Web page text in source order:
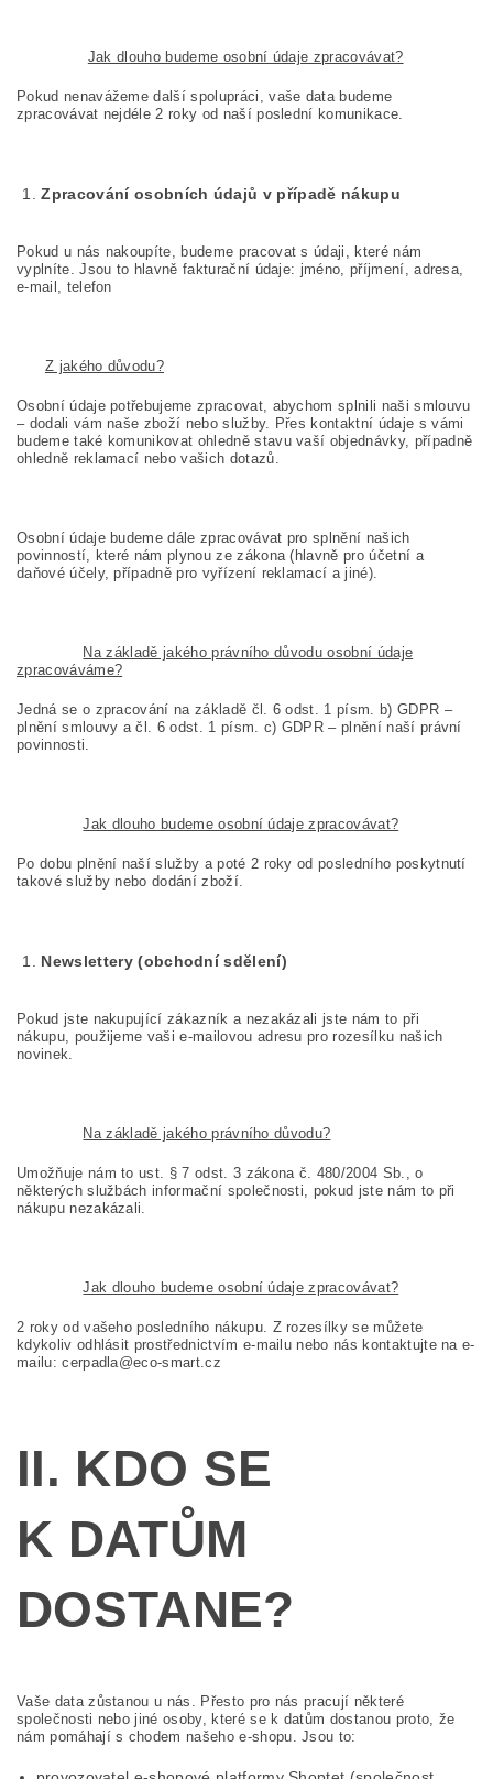
Jak dlouho budeme osobní údaje zpracovávat?
Pokud nenavážeme další spolupráci, vaše data budeme
zpracovávat nejdéle 2 roky od naší poslední komunikace.
Zpracování osobních údajů v případě nákupu
Pokud u nás nakoupíte, budeme pracovat s údaji, které nám
vyplníte. Jsou to hlavně fakturační údaje: jméno, příjmení, adresa,
e-mail, telefon
Z jakého důvodu?
Osobní údaje potřebujeme zpracovat, abychom splnili naši smlouvu
– dodali vám naše zboží nebo služby. Přes kontaktní údaje s vámi
budeme také komunikovat ohledně stavu vaší objednávky, případně
ohledně reklamací nebo vašich dotazů.
Osobní údaje budeme dále zpracovávat pro splnění našich
povinností, které nám plynou ze zákona (hlavně pro účetní a
daňové účely, případně pro vyřízení reklamací a jiné).
Na základě jakého právního důvodu osobní údaje
zpracováváme?
Jedná se o zpracování na základě čl. 6 odst. 1 písm. b) GDPR –
plnění smlouvy a čl. 6 odst. 1 písm. c) GDPR – plnění naší právní
povinnosti.
Jak dlouho budeme osobní údaje zpracovávat?
Po dobu plnění naší služby a poté 2 roky od posledního poskytnutí
takové služby nebo dodání zboží.
Newslettery (obchodní sdělení)
Pokud jste nakupující zákazník a nezakázali jste nám to při
nákupu, použijeme vaši e-mailovou adresu pro rozesílku našich
novinek.
Na základě jakého právního důvodu?
Umožňuje nám to ust. § 7 odst. 3 zákona č. 480/2004 Sb., o
některých službách informační společnosti, pokud jste nám to při
nákupu nezakázali.
Jak dlouho budeme osobní údaje zpracovávat?
2 roky od vašeho posledního nákupu. Z rozesílky se můžete
kdykoliv odhlásit prostřednictvím e-mailu nebo nás kontaktujte na e-
mailu: cerpadla@eco-smart.cz
II. KDO SE
K DATŮM
DOSTANE?
Vaše data zůstanou u nás. Přesto pro nás pracují některé
společnosti nebo jiné osoby, které se k datům dostanou proto, že
nám pomáhají s chodem našeho e-shopu. Jsou to: